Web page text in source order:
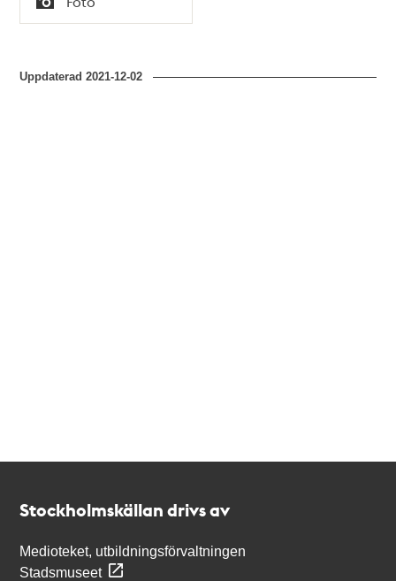
Typ
Uppdaterad2021-12-02
Stockholmskällan drivs av
Medioteket, utbildningsförvaltningen
Stadsmuseet